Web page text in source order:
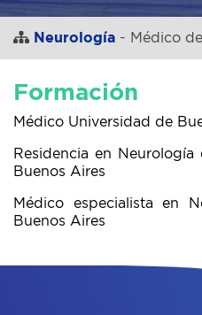
Neurología - Médico
Formación
Médico Universidad de
Residencia en
Buenos Aires
Médico especialista en
Buenos Aires